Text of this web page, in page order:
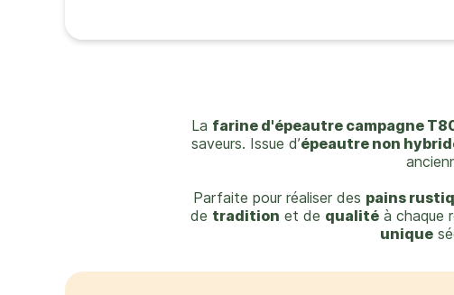
La farine d'épeautre campagne
saveurs. Issue d’épeautre non
Parfaite pour réaliser des pains
de tradition et de qualitéà chaque
unique